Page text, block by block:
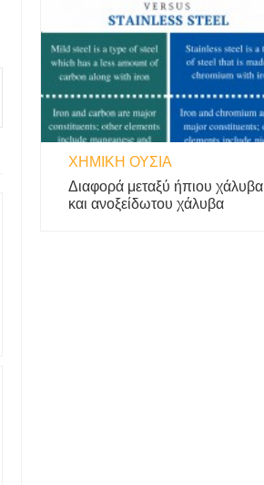
ΧΗΜΙΚΉ ΟΥΣΊΑ
Διαφορά μεταξύ ήπιου χάλυβα
και ανοξείδωτου χάλυβα